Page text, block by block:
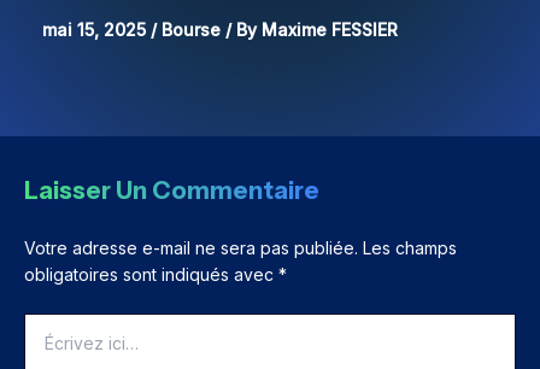
mai 15, 2025 / Bourse / By Maxime FESSIER
Laisser Un Commentaire
Votre adresse e-mail ne sera pas publiée. Les champs
obligatoires sont indiqués avec *
ici…